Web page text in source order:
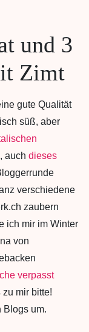
und 3
Zimt
gute Qualität
süß, aber
auch dieses
verschiedene
zaubern
ich mir im Winter
von
verpasst
mir bitte!
Blogs um.